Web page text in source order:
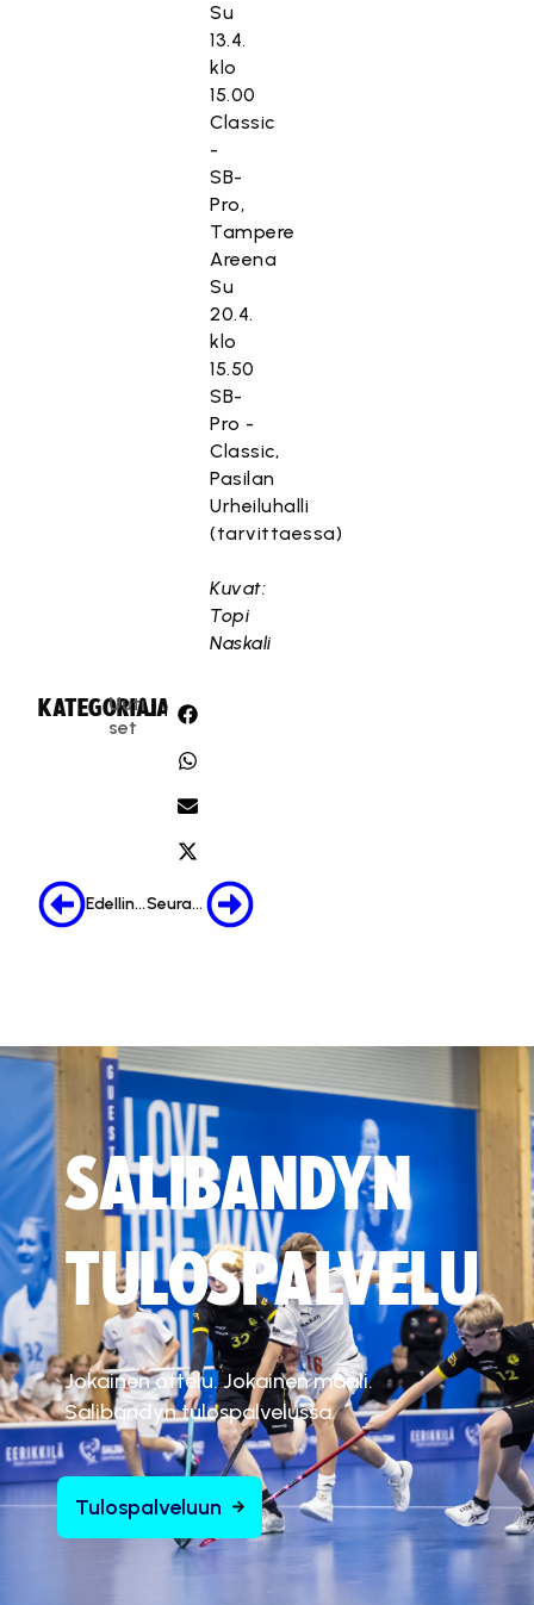
Su
13.4.
klo
15.00
Classic
-
SB-
Pro,
Tampere
Areena
Su
20.4.
klo
15.50
SB-
Pro -
Classic,
Pasilan
Urheiluhalli
(tarvittaessa)
Kuvat:
Topi
Naskali
KATEGORIA:
Uuti
set
JAA:
Edellinen Seuraava
SALIBANDYN
TULOSPALVELU
Jokainen ottelu. Jokainen maali.
Salibandyn tulospalvelussa.
Tulospalveluun